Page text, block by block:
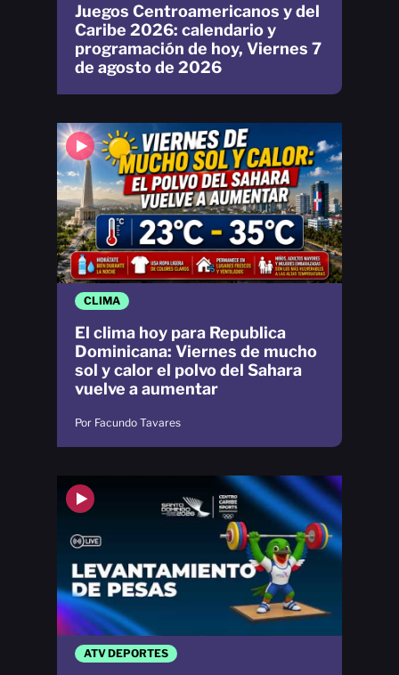
CLIMA
El clima hoy para Republica
Dominicana: Viernes de mucho
sol y calor el polvo del Sahara
vuelve a aumentar
Por Facundo Tavares
Juegos Centroamericanos y del
Caribe 2026: calendario y
programación de hoy, Viernes 7
de agosto de 2026
ATV DEPORTES